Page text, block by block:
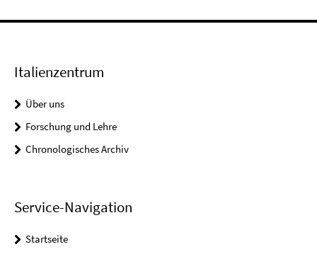
Italienzentrum
Über uns
Forschung und Lehre
Chronologisches Archiv
Service-Navigation
Startseite